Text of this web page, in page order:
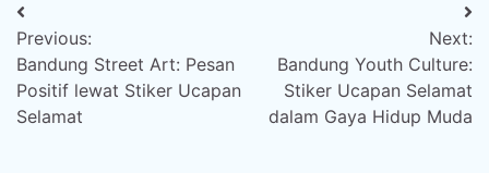
Post
navigation
Previous:
Bandung Street Art: Pesan
Positif lewat Stiker Ucapan
Selamat
Next:
Bandung Youth Culture:
Stiker Ucapan Selamat
dalam Gaya Hidup Muda